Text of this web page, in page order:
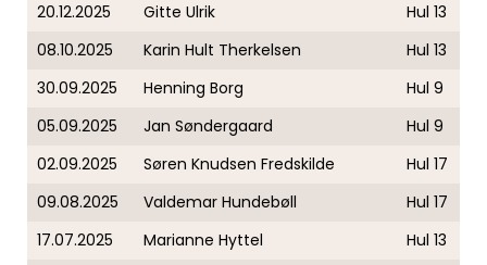
20.12.2025
Gitte Ulrik
Hul 13
08.10.2025
Karin Hult Therkelsen
Hul 13
30.09.2025
Henning Borg
Hul 9
05.09.2025
Jan Søndergaard
Hul 9
02.09.2025
Søren Knudsen Fredskilde
Hul 17
09.08.2025
Valdemar Hundebøll
Hul 17
17.07.2025
Marianne Hyttel
Hul 13